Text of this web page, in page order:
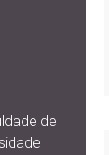
de